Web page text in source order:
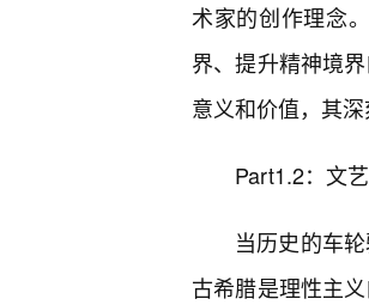
术家的创作理念
界、提升精神境
意义和价值，其
Part1.2：文
当历史的车
古希腊是理性主